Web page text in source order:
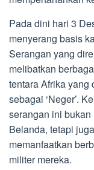
Pada dini hari 3
menyerang basis
Serangan yang
melibatkan
tentara Afrika
sebagai ‘Neger’.
serangan ini
Belanda, tetapi
memanfaatkan
militer mereka.